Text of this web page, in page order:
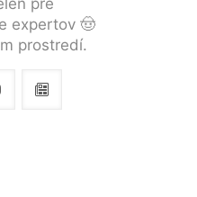
pre
expertov 🤠
prostredí.